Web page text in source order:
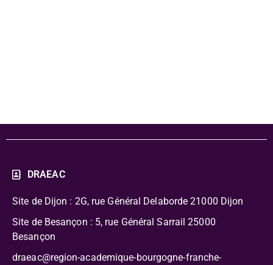
DRAEAC
Site de Dijon : 2G, rue Général Delaborde 21000 Dijon
Site de Besançon : 5, rue Général Sarrail 25000
Besançon
draeac@region-academique-bourgogne-franche-